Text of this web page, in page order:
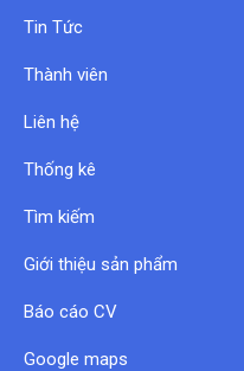
Tin Tức
Thành viên
Liên hệ
Thống kê
Tìm kiếm
Giới thiệu sản phẩm
Báo cáo CV
Google maps